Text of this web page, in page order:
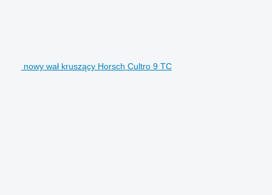
nowy wał kruszący Horsch Cultro 9 TC